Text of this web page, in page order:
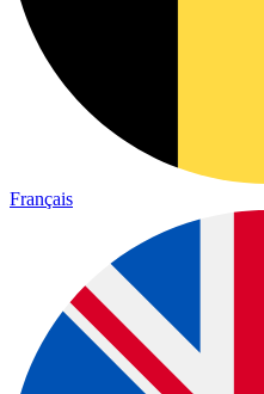
Français